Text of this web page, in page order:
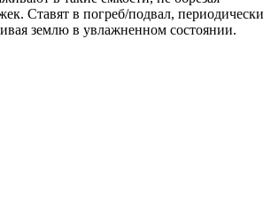
Ставят в погреб/подвал, периодически
землю в увлажненном состоянии.